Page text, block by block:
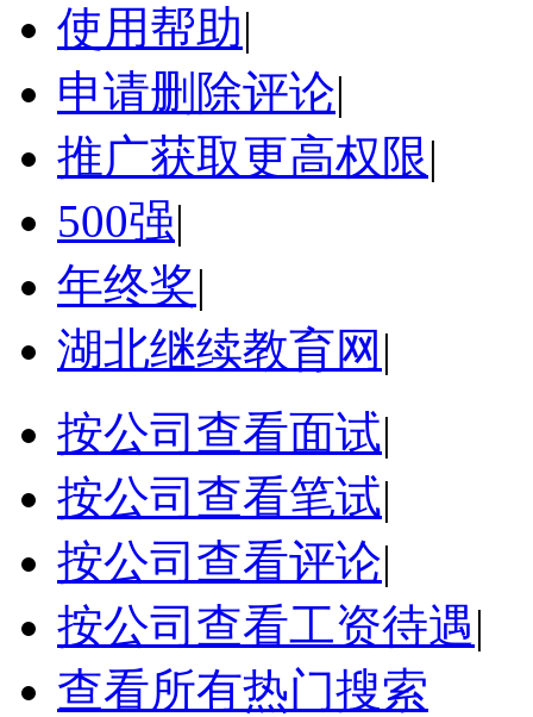
使用帮助|
申请删除评论|
推广获取更高权限|
500强|
年终奖|
湖北继续教育网 |
按公司查看面试|
按公司查看笔试|
按公司查看评论|
按公司查看工资待遇|
查看所有热门搜索